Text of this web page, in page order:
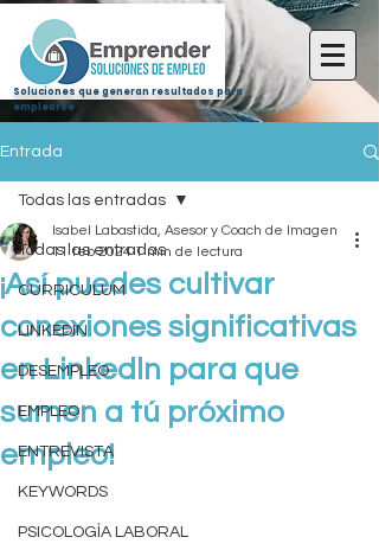
Soluciones que generan resultados para
emplearse
Entrada
Todas las entradas
CURRICULUM
LINKEDIN
DESEMPLEO
EMPLEO
ENTREVISTA
KEYWORDS
PSICOLOGÍA LABORAL
Todas las entradas
¡Así puedes cultivar
conexiones significativas
en Linkedln para que
sumen a tú próximo
empleo!
Isabel Labastida, Asesor y Coach de Imagen
11 feb 2024 1 min de lectura